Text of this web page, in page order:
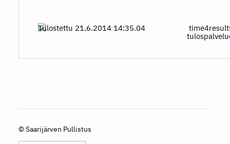
Tulostettu 21.6.2014 14:35.04
© Saarijärven Pullistus